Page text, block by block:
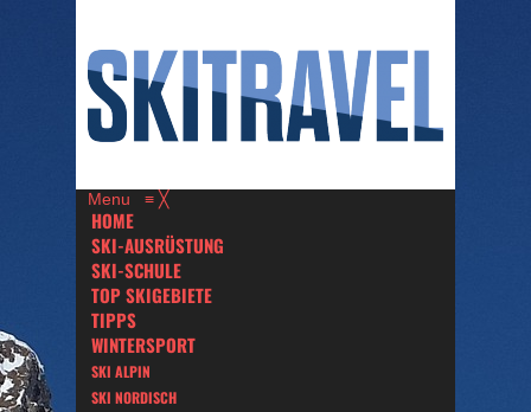
Menu ≡ ╳
HOME
SKI-AUSRÜSTUNG
SKI-SCHULE
TOP SKIGEBIETE
TIPPS
WINTERSPORT
SKI ALPIN
SKI NORDISCH